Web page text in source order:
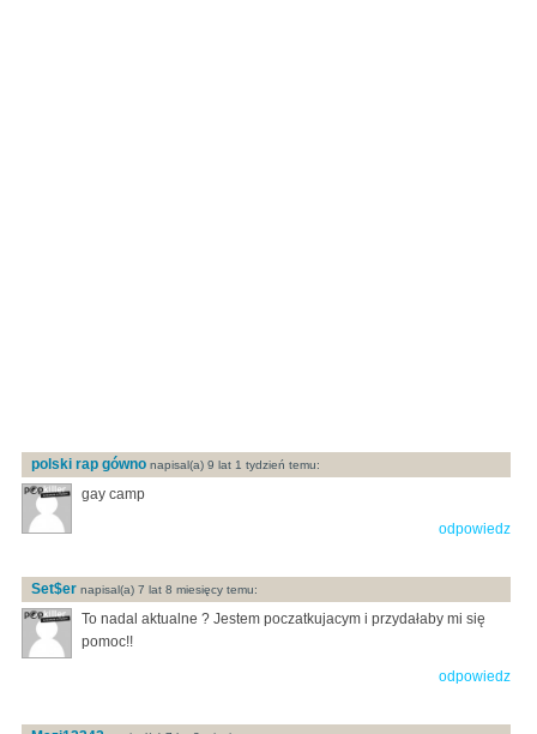
polski rap gówno napisal(a) 9 lat 1 tydzień temu:
gay camp
odpowiedz
Set$er napisal(a) 7 lat 8 miesięcy temu:
To nadal aktualne ? Jestem poczatkujacym i przydałaby mi się
pomoc!!
odpowiedz